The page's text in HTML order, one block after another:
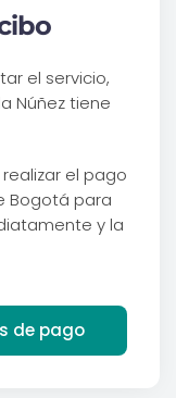
el servicio,
Núñez tiene
el pago
Bogotá para
y la
de pago